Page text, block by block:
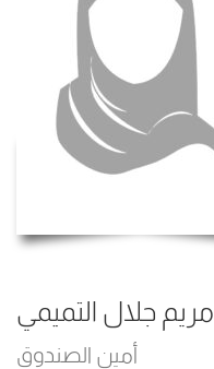
مريم جلال التميمي
أمين الصندوق